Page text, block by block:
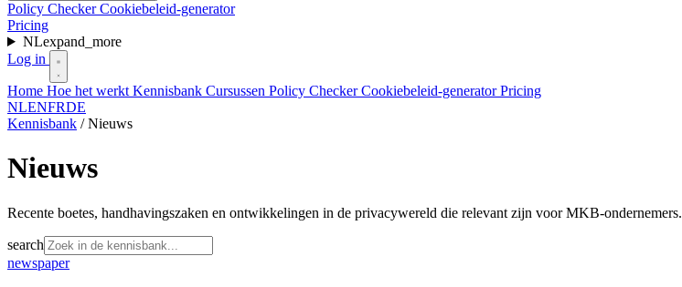
Policy CheckerCookiebeleid-generator
Pricing
NLexpand_more
Log in
Home Hoe het werkt Kennisbank Cursussen Policy CheckerCookiebeleid-generatorPricing
NLENFRDE
Kennisbank / Nieuws
Nieuws
Recente boetes, handhavingszaken en ontwikkelingen in de privacywereld die relevant zijn voor MKB-ondernemers.
search
newspaper